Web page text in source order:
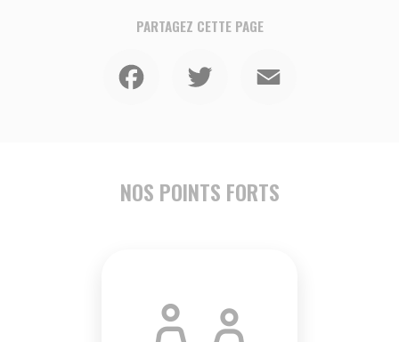
PARTAGEZ CETTE PAGE
NOS POINTS FORTS